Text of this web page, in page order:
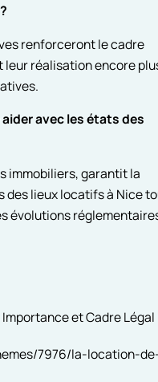
renforceront le cadre
leur réalisation encore
avec les états des
immobiliers, garantit la
lieux locatifs à Nice
évolutions
et Cadre Légal
7976/la-location-